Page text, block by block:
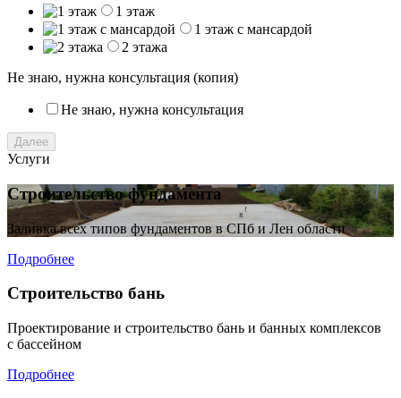
1 этаж
1 этаж с мансардой
2 этажа
Не знаю, нужна консультация (копия)
Не знаю, нужна консультация
Далее
Услуги
Строительство фундамента
Заливка всех типов фундаментов в СПб и Лен области
Подробнее
Строительство бань
Проектирование и строительство бань и банных комплексов
с бассейном
Подробнее